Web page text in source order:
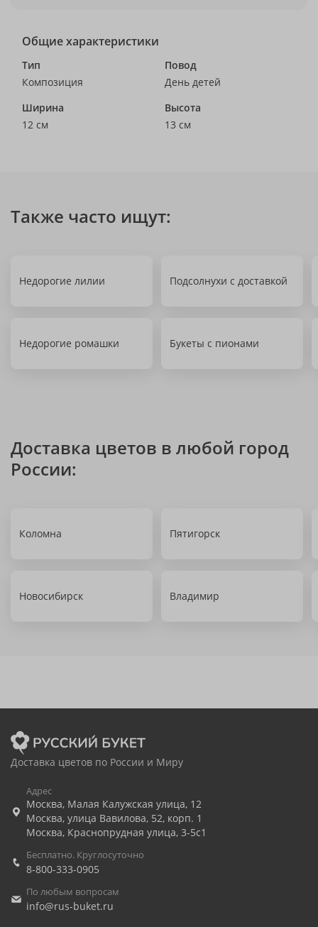
Общие характеристики
Тип
Композиция
Повод
День детей
Ширина
12 см
Высота
13 см
Также часто ищут:
Недорогие лилии Подсолнухи с доставкой
Недорогие ромашки Букеты с пионами
Доставка цветов в любой город
России:
Коломна Пятигорск
Новосибирск Владимир
Доставка цветов по России и Миру
Адрес
Москва, Малая Калужская улица, 12
Москва, улица Вавилова, 52, корп. 1
Москва, Краснопрудная улица, 3-5с1
Бесплатно. Круглосуточно
8-800-333-0905
По любым вопросам
info@rus-buket.ru